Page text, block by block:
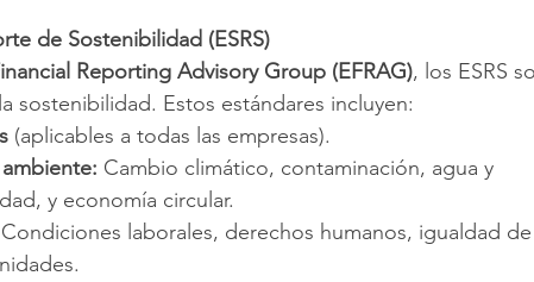
de Sostenibilidad (ESRS)
Reporting Advisory Group (EFRAG), los ESRS
sostenibilidad. Estos estándares incluyen:
(aplicables a todas las empresas).
Cambio climático, contaminación, agua y
y economía circular.
Condiciones laborales, derechos humanos, igualdad de